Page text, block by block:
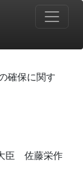
確保に関す
臣 佐藤栄作